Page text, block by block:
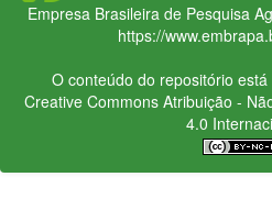
Empresa Brasileira de Pesquisa
https://
O conteúdo do repositório
Creative CommonsAtribuição -
4.0